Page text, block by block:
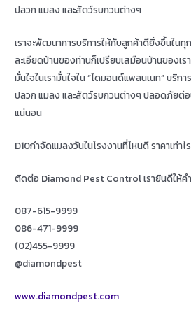
ปลวก แมลง และสัตว์รบกวนต่างๆ
เราจะพัฒนาการบริการให้กับลูกค้าดียิ่งขึ้นในทุ
ละเอียดบ้านของท่านก็เปรียบเสมือนบ้านของเรา
มั่นใจในเรามั่นใจใน “ไดมอนด์แพลนเนท” บริก
ปลวก แมลง และสัตว์รบกวนต่างๆ ปลอดภัยต่
แน่นอน
D10กำจัดแมลงวันในโรงงานที่ไหนดี ราคาเท่าไร
ติดต่อ Diamond Pest Control เรายินดีให้ค
087-615-9999
086-471-9999
(02)455-9999
@diamondpest
www.diamondpest.com